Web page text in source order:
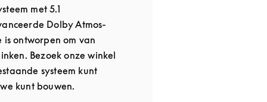
met 5.1
Dolby Atmos-
ontworpen om van
Bezoek onze winkel
systeem kunt
kunt bouwen.